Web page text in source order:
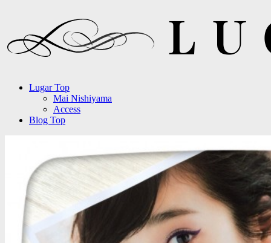
Lugar Top
Mai Nishiyama
Access
Blog Top